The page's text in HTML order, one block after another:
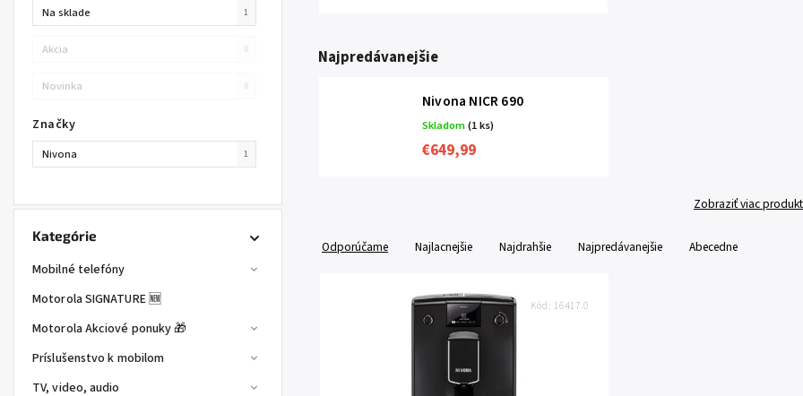
Na sklade 1
Akcia 0
Novinka 0
Značky
Nivona 1
Kategórie
Mobilné telefóny
Motorola SIGNATURE 🆕
Motorola Akciové ponuky 🎁
Príslušenstvo k mobilom
TV, video, audio
Najpredávanejšie
Nivona NICR 690
Skladom(1 ks)
€649,99
Zobraziť viac
Odporúčame Najlacnejšie Najdrahšie Najpredávanejšie Abecedne
Kód: 16417.0